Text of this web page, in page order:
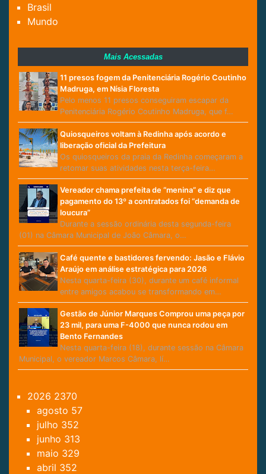
Brasil
Mundo
Mais Acessadas
11 presos fogem da Penitenciária Rogério Coutinho
Madruga, em Nísia Floresta
Pelo menos 11 presos conseguiram escapar da
Penitenciária Rogério Coutinho Madruga, que f…
Quiosqueiros voltam à Redinha após acordo e
liberação oficial da Prefeitura
Os quiosqueiros da praia da Redinha começaram a
retomar suas atividades nesta terça-feira…
Vereador chama prefeita de “menina” e diz que
pagamento do 13º a contratados foi “demanda de
loucura”
Durante a sessão ordinária desta segunda-feira
(01) na Câmara Municipal de João Câmara, o…
Café quente e bastidores fervendo: Jasão e Flávio
Araújo em análise estratégica para 2026
Nesta quarta-feira (30), durante um café informal
entre amigos acabou se transformando em…
Gestão de Júnior Marques Comprou uma peça por
23 mil, para uma F-4000 que nunca rodou em
Bento Fernandes
Nesta quarta-feira (18), durante sessão na Câmara
Municipal, o vereador Marcos Câmara, lí…
2026 2370
agosto 57
julho 352
junho 313
maio 329
abril 352